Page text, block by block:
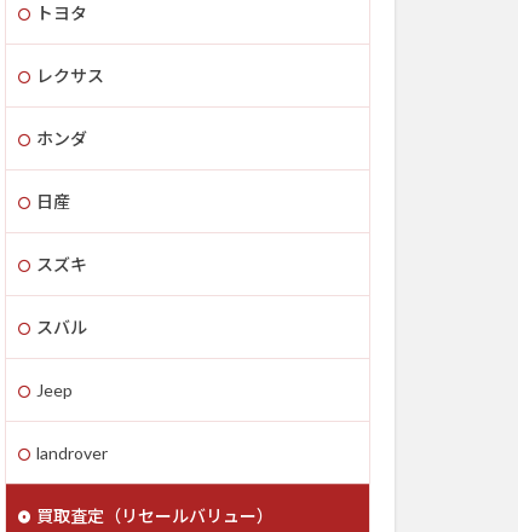
トヨタ
レクサス
ホンダ
日産
スズキ
スバル
Jeep
landrover
買取査定（リセールバリュー）